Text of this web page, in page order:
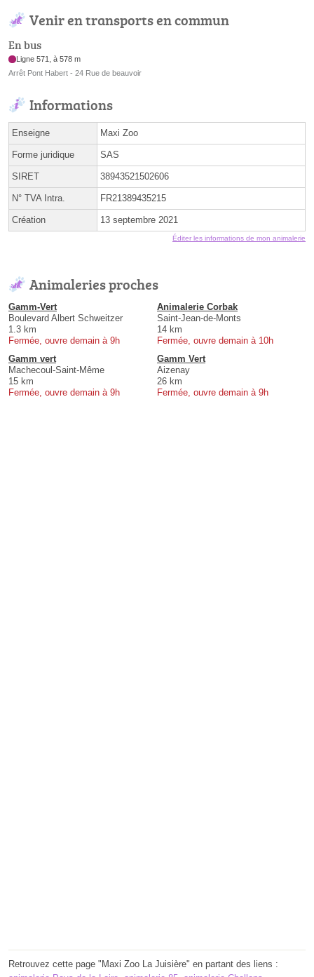
Venir en transports en commun
En bus
Ligne 571, à 578 m
Arrêt Pont Habert - 24 Rue de beauvoir
Informations
Enseigne Maxi Zoo
Forme juridique SAS
SIRET 38943521502606
N° TVA Intra. FR21389435215
Création 13 septembre 2021
Éditer les informations de mon animalerie
Animaleries proches
Gamm-Vert
Boulevard Albert Schweitzer
1.3 km
Fermée, ouvre demain à 9h
Animalerie Corbak
Saint-Jean-de-Monts
14 km
Fermée, ouvre demain à 10h
Gamm vert
Machecoul-Saint-Même
15 km
Fermée, ouvre demain à 9h
Gamm Vert
Aizenay
26 km
Fermée, ouvre demain à 9h
Retrouvez cette page "Maxi Zoo La Juisière" en partant des liens :